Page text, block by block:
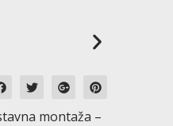
montaža –